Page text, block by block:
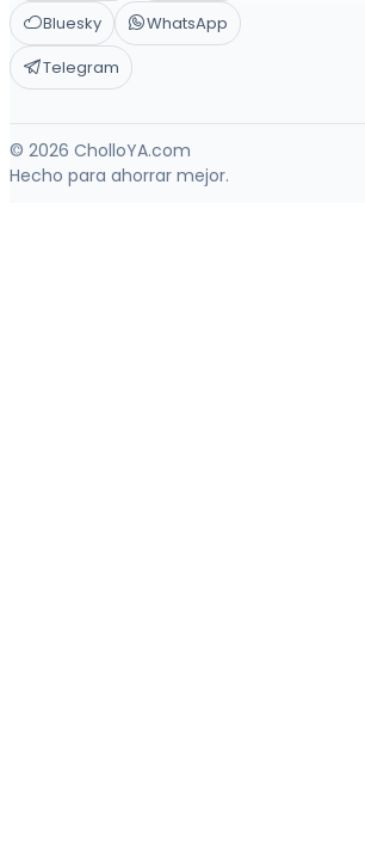
Bluesky
WhatsApp
Telegram
© 2026 CholloYA.com
Hecho para ahorrar mejor.